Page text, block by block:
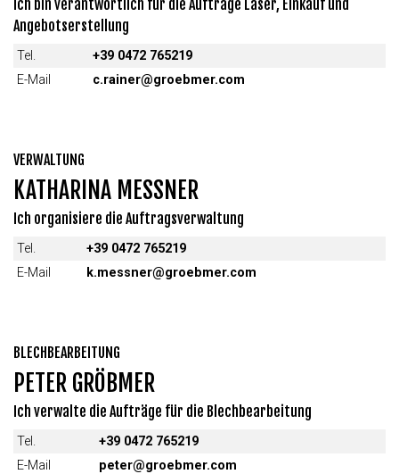
Ich bin verantwortlich für die Aufträge Laser, Einkauf und
Angebotserstellung
Tel.
+39 0472 765219
E-Mail
c.rainer@groebmer.com
VERWALTUNG
KATHARINA MESSNER
Ich organisiere die Auftragsverwaltung
Tel.
+39 0472 765219
E-Mail
k.messner@groebmer.com
BLECHBEARBEITUNG
PETER GRÖBMER
Ich verwalte die Aufträge für die Blechbearbeitung
Tel.
+39 0472 765219
E-Mail
peter@groebmer.com